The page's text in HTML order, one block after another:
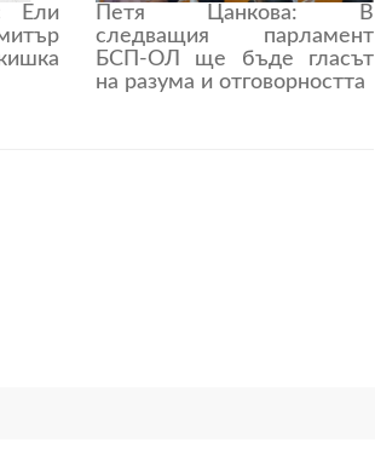
Ели
Петя Цанкова: В
следващия парламент
БСП-ОЛ ще бъде гласът
на разума и отговорността